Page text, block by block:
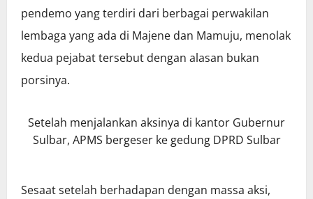
pendemo yang terdiri dari berbagai perwakilan
lembaga yang ada di Majene dan Mamuju, menolak
kedua pejabat tersebut dengan alasan bukan
porsinya.
Setelah menjalankan aksinya di kantor Gubernur
Sulbar, APMS bergeser ke gedung DPRD Sulbar
Sesaat setelah berhadapan dengan massa aksi,